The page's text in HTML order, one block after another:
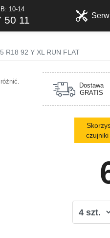
10-14
50 11
R18 92 Y XL RUN FLAT
Dostawa
GRATIS